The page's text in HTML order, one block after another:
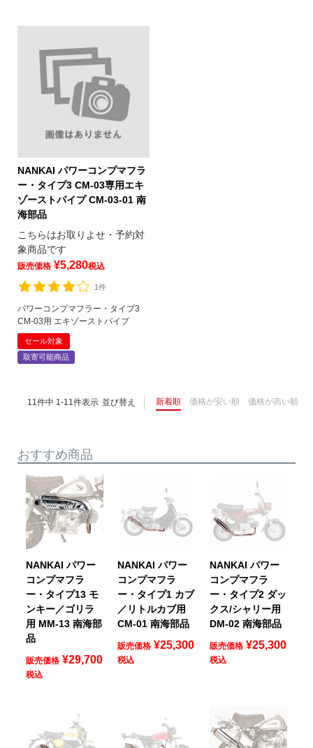
NANKAI パワーコンプマフラ
ー・タイプ3 CM-03専用エキ
ゾーストパイプ CM-03-01 南
海部品
こちらはお取りよせ・予約対
象商品です
販売価格 ¥5,280税込
1件
パワーコンプマフラー・タイプ3
CM-03用 エキゾーストパイプ
セール対象
取寄可能商品
並び替え 新着順 価格が安い順 価格が高い順
11件中 1-11件表示
おすすめ商品
NANKAI パワー
コンプマフラ
ー・タイプ13 モ
ンキー／ゴリラ
用 MM-13 南海部
品
販売価格 ¥29,700
税込
NANKAI パワー
コンプマフラ
ー・タイプ1 カブ
／リトルカブ用
CM-01 南海部品
販売価格 ¥25,300
税込
NANKAI パワー
コンプマフラ
ー・タイプ2 ダッ
クス/シャリー用
DM-02 南海部品
販売価格 ¥25,300
税込